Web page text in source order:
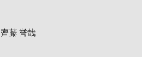
齊藤 誉哉